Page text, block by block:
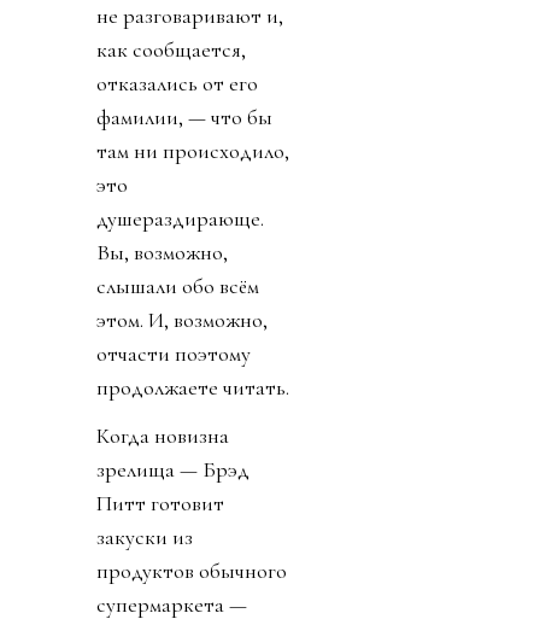
не разговаривают и,
как сообщается,
отказались от его
фамилии, — что бы
там ни происходило,
это
душераздирающе.
Вы, возможно,
слышали обо всём
этом. И, возможно,
отчасти поэтому
продолжаете читать.
Когда новизна
зрелища — Брэд
Питт готовит
закуски из
продуктов обычного
супермаркета —